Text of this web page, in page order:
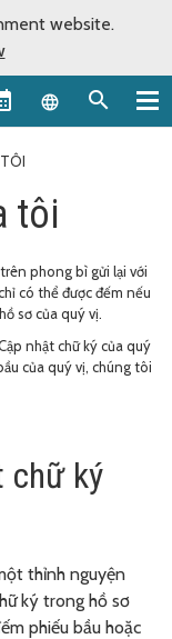
website.
Language
tôi
phong bì gửi lại với
có thể được đếm nếu
sơ của quý vị.
nhật chữ ký của quý
của quý vị, chúng tôi
chữ ký
thỉnh nguyện
ký trong hồ sơ
phiếu bầu hoặc